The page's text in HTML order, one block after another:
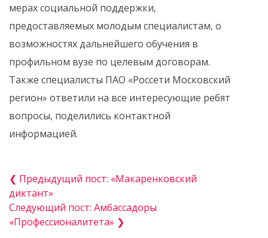
мерах социальной поддержки,
предоставляемых молодым специалистам, о
возможностях дальнейшего обучения в
профильном вузе по целевым договорам.
Также специалисты ПАО «Россети Московский
регион» ответили на все интересующие ребят
вопросы, поделились контактной
информацией.
❮ Предыдущий пост: «Макаренковский
диктант»
Следующий пост: Амбассадоры
«Профессионалитета» ❯